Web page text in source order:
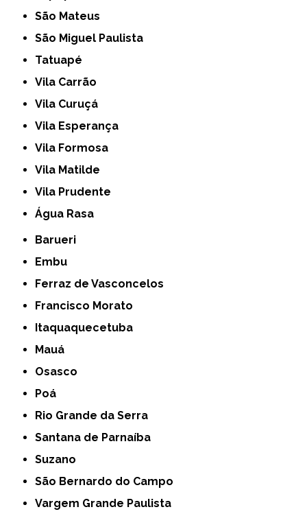
São Mateus
São Miguel Paulista
Tatuapé
Vila Carrão
Vila Curuçá
Vila Esperança
Vila Formosa
Vila Matilde
Vila Prudente
Água Rasa
Barueri
Embu
Ferraz de Vasconcelos
Francisco Morato
Itaquaquecetuba
Mauá
Osasco
Poá
Rio Grande da Serra
Santana de Parnaíba
Suzano
São Bernardo do Campo
Vargem Grande Paulista